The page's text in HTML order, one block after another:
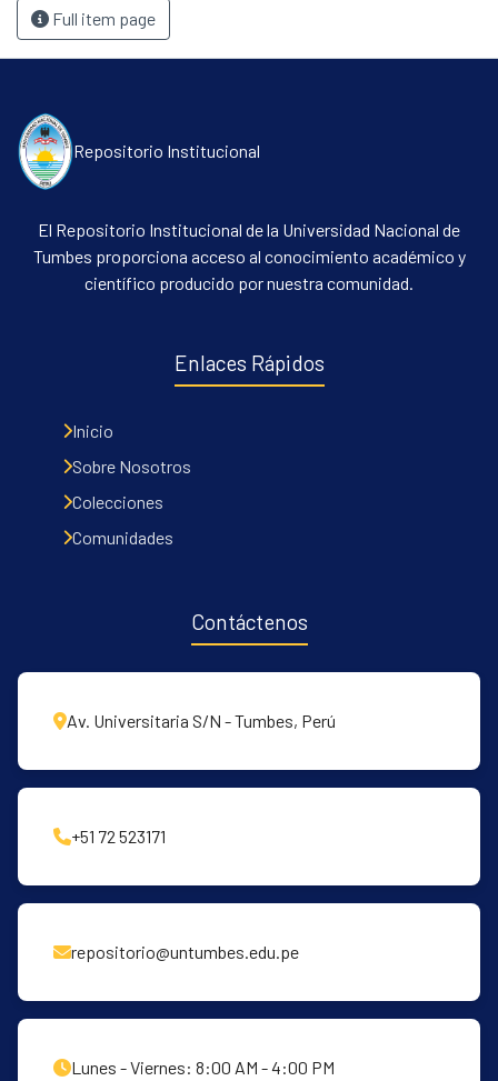
Full item page
Repositorio Institucional
El Repositorio Institucional de la Universidad Nacional de
Tumbes proporciona acceso al conocimiento académico y
científico producido por nuestra comunidad.
Enlaces Rápidos
Inicio
Sobre Nosotros
Colecciones
Comunidades
Contáctenos
Av. Universitaria S/N - Tumbes, Perú
+51 72 523171
repositorio@untumbes.edu.pe
Lunes - Viernes: 8:00 AM - 4:00 PM